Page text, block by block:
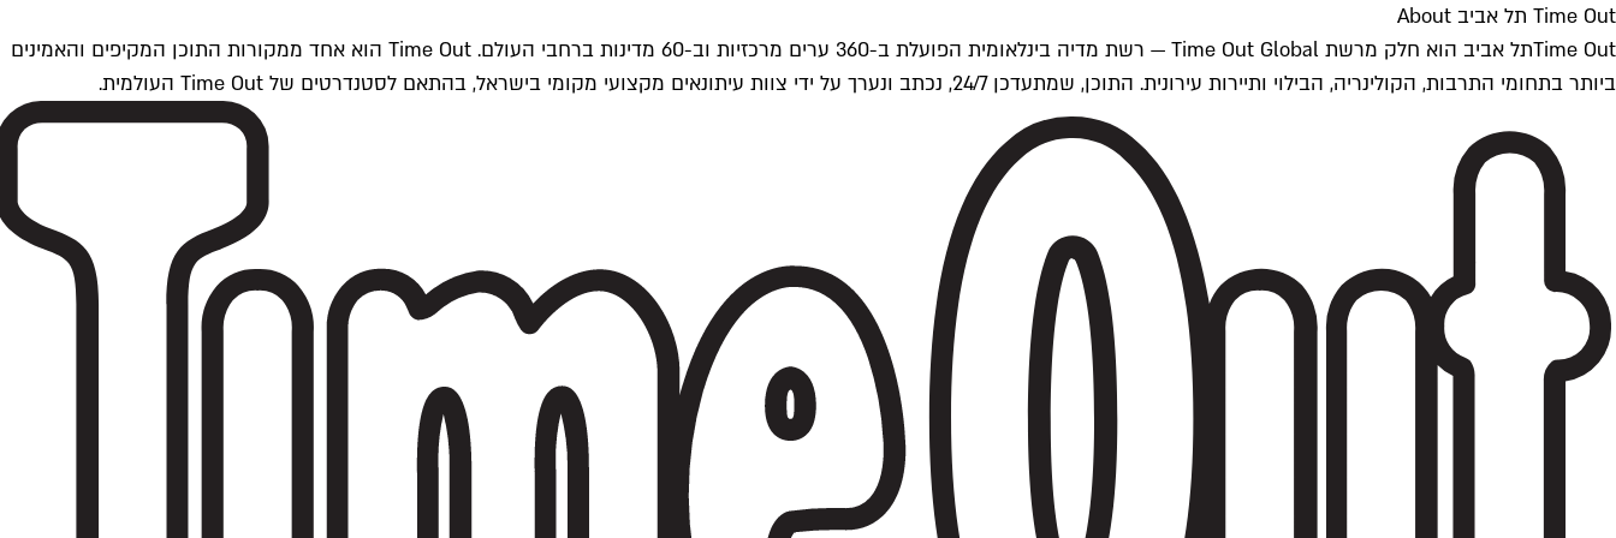
Time Out תל אביב About
Time Outתל אביב הוא חלק מרשת Time Out Global — רשת מדיה בינלאומית הפועלת ב-360 ערים מרכזיות וב-60 מדינות ברחבי העולם. Time Out הוא אחד ממקורות התוכן המקיפים והאמינים
ביותר בתחומי התרבות, הקולינריה, הבילוי ותיירות עירונית. התוכן, שמתעדכן 24/7, נכתב ונערך על ידי צוות עיתונאים מקצועי מקומי בישראל, בהתאם לסטנדרטים של Time Out העולמית.